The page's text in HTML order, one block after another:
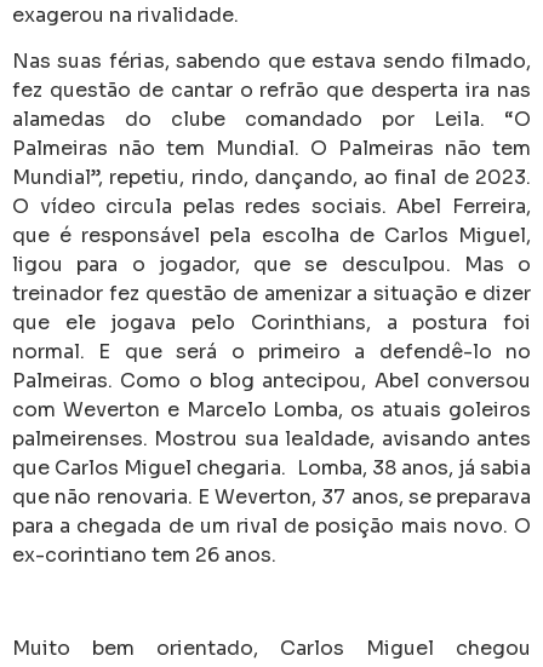
exagerou na rivalidade.
Nas suas férias, sabendo que estava sendo filmado,
fez questão de cantar o refrão que desperta ira nas
alamedas do clube comandado por Leila. “O
Palmeiras não tem Mundial. O Palmeiras não tem
Mundial”, repetiu, rindo, dançando, ao final de 2023.
O vídeo circula pelas redes sociais.Abel Ferreira,
que é responsável pela escolha de Carlos Miguel,
ligou para o jogador, que se desculpou. Mas o
treinador fez questão de amenizar a situação e dizer
que ele jogava pelo Corinthians, a postura foi
normal. E que será o primeiro a defendê-lo no
Palmeiras. Como o blog antecipou, Abel conversou
com Weverton e Marcelo Lomba, os atuais goleiros
palmeirenses. Mostrou sua lealdade, avisando antes
que Carlos Miguel chegaria. Lomba, 38 anos, já sabia
que não renovaria. E Weverton, 37 anos, se preparava
para a chegada de um rival de posição mais novo. O
ex-corintiano tem 26 anos.
Muito bem orientado, Carlos Miguel chegou